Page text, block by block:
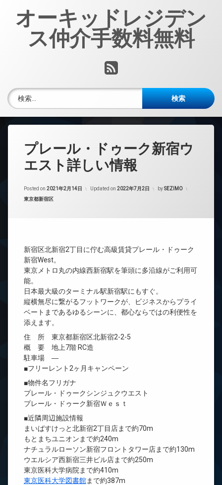
オーキッドレジデン
ス仲介手数料無料
RSS
検索:
プレール・ドゥーク新宿ウ
エスト詳しい情報
Posted on 2021年2月14日 Updated on 2022年7月2日 bySEZIMO
カテゴリー:
東京都新宿区
新宿区北新宿2丁目に佇む高級賃貸プレール・ドゥーク
新宿West。
東京メトロ丸の内線西新宿駅を筆頭に多沿線がご利用可
能。
日本最大級のターミナル駅新宿駅にもすぐ。
縦横無尽に繋がるフットワークが、ビジネスからプライ
ベートまであるゆるシーンに、都心ならではの利便性を
添えます。
住 所 東京都新宿区北新宿2-2-5
概 要 地上7階 RC造
駐車場 ―
■フリーレント2ヶ月キャンペーン
■物件名フリガナ
プレール・ドゥークシンジュクウエスト
プレール・ドゥーク新宿Ｗｅｓｔ
■近隣周辺施設情報
まいばすけっと北新宿2丁目店まで約70m
もとまちユニオンまで約240m
ナチュラルローソン新宿フロントタワー店まで約130m
ウエルシア西新宿三井ビル店まで約250m
東京医科大学病院まで約410m
東京医科大学図書館まで約387m